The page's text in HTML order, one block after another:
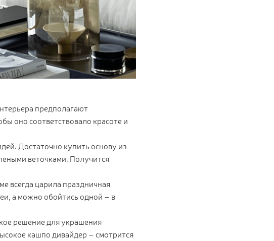
предполагают
оно соответствовало красоте и
Достаточно купить основу из
веточками. Получится
всегда царила праздничная
а можно обойтись одной – в
решение для украшения
кашпо дивайдер – смотрится